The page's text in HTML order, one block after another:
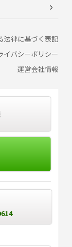
法律に基づく表記
イバシーポリシー
運営会社情報